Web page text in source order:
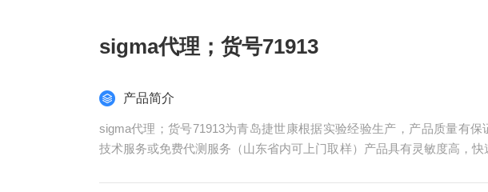
sigma代理；货号71913
产品简介
sigma代理；货号71913为青岛捷世康根据实验经验生产，产品质量有保
技术服务或免费代测服务（山东省内可上门取样）产品具有灵敏度高，快